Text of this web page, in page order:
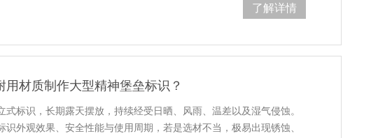
了解详情
用材质制作大型精神堡垒标识？
式标识，长期露天摆放，持续经受日晒、风雨、温差以及湿气侵蚀。
识外观效果、安全性能与使用周期，若是选材不当，极易出现锈蚀、